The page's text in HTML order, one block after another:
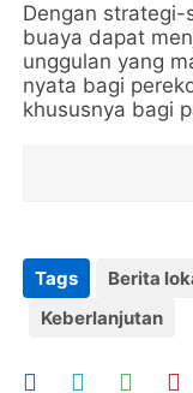
Dengan
buaya dapat
unggulan yang
nyata bagi
khususnya bagi
Tags Berita
Keberlanjutan